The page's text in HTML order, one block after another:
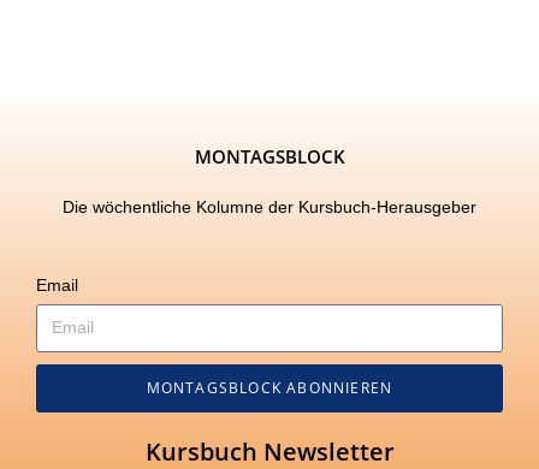
MONTAGSBLOCK
Die wöchentliche Kolumne der Kursbuch-Herausgeber
Email
MONTAGSBLOCK ABONNIEREN
Kursbuch Newsletter